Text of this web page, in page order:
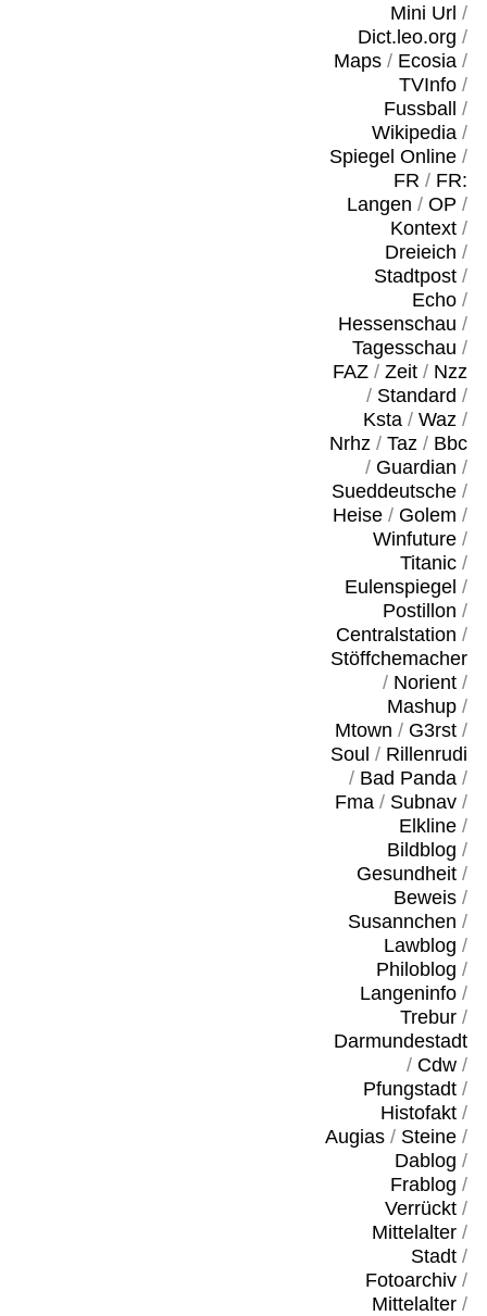
Mini Url /
Dict.leo.org /
Maps/ Ecosia/
TVInfo/
Fussball
/
Wikipedia/
Spiegel Online/
FR / FR:
Langen / OP /
Kontext/
Dreieich /
Stadtpost/
Echo/
Hessenschau /
Tagesschau /
FAZ/ Zeit/ Nzz
/ Standard /
Ksta/ Waz/
Nrhz/ Taz/ Bbc
/ Guardian /
Sueddeutsche/
Heise/ Golem /
Winfuture/
Titanic/
Eulenspiegel /
Postillon /
Centralstation /
Stöffchemacher
/ Norient/
Mashup/
Mtown / G3rst/
Soul / Rillenrudi
/ Bad Panda/
Fma/ Subnav/
Elkline/
Bildblog /
Gesundheit/
Beweis/
Susannchen /
Lawblog /
Philoblog /
Langeninfo/
Trebur/
Darmundestadt
/ Cdw/
Pfungstadt/
Histofakt/
Augias/ Steine/
Dablog /
Frablog /
Verrückt/
Mittelalter/
Stadt/
Fotoarchiv/
Mittelalter/